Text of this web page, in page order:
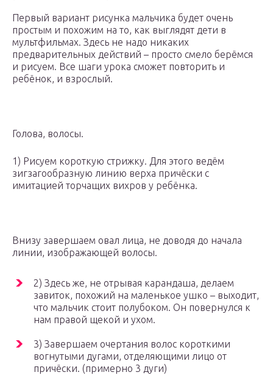
Первый вариант рисунка мальчика будет очень
простым и похожим на то, как выглядят дети в
мультфильмах. Здесь не надо никаких
предварительных действий – просто смело берёмся
и рисуем. Все шаги урока сможет повторить и
ребёнок, и взрослый.
Голова, волосы.
1) Рисуем короткую стрижку. Для этого ведём
зигзагообразную линию верха причёски с
имитацией торчащих вихров у ребёнка.
Внизу завершаем овал лица, не доводя до начала
линии, изображающей волосы.
2) Здесь же, не отрывая карандаша, делаем
завиток, похожий на маленькое ушко – выходит,
что мальчик стоит полубоком. Он повернулся к
нам правой щекой и ухом.
3) Завершаем очертания волос короткими
вогнутыми дугами, отделяющими лицо от
причёски. (примерно 3 дуги)